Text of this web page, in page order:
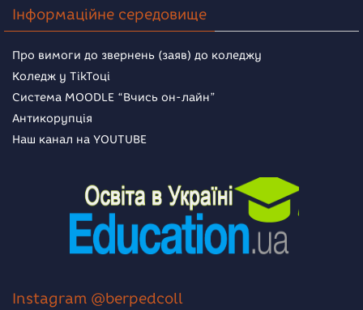
Інформаційне середовище
Про вимоги до звернень (заяв) до коледжу
Коледж у TikToці
Система MOODLE “Вчись он-лайн”
Антикорупція
Наш канал на YOUTUBE
Instagram @berpedcoll